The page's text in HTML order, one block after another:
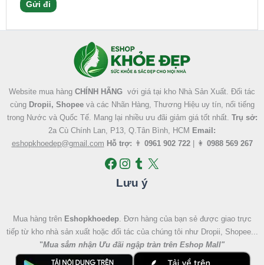
Website mua hàng CHÍNH HÃNG với giá tại kho Nhà Sản Xuất. Đối tác
cùng Dropii, Shopeevà các Nhãn Hàng, Thương Hiệu uy tín, nổi tiếng
trong Nước và Quốc Tế. Mang lại nhiều ưu đãi giảm giá tốt nhất. Trụ sở:
2a Cù Chính Lan, P13, Q.Tân Bình, HCM Email:
eshopkhoedep@gmail.com Hỗ trợ: 👨 0961 902 722| 👩 0988 569 267
Lưu ý
Mua hàng trên Eshopkhoedep. Đơn hàng của bạn sẻ được giao trực
tiếp từ kho nhà sản xuất hoặc đối tác của chúng tôi như Dropii, Shopee...
"Mua sắm nhận Ưu đãi ngập tràn trên Eshop Mall"